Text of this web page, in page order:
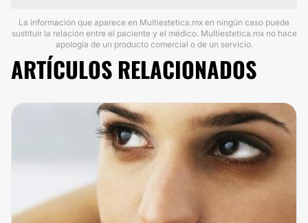
La información que aparece en Multiestetica.mx en ningún caso puede
sustituir la relación entre el paciente y el médico. Multiestetica.mx no hace
apología de un producto comercial o de un servicio.
ARTÍCULOS RELACIONADOS